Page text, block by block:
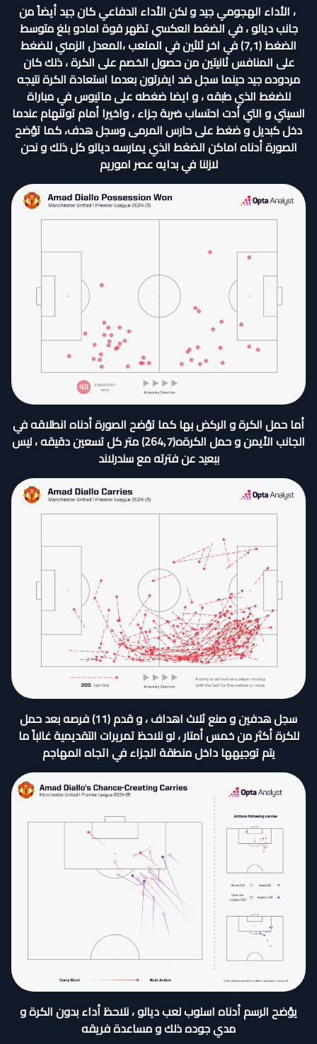
، الأداء الهجومي جيد و لكن الأداء الدفاعي كان جيد أيضاً من
جانب ديالو ، في الضغط العكسي تظهر قوة امادو بلغ متوسط
الضغط (7,1) في اخر ثلثين في الملعب ،المعدل الزمني للضغط
على المنافس ثانيتين من حصول الخصم على الكرة ، ذلك كان
مردوده جيد حينما سجل ضد ايفرتون بعدما استعادة الكرة نتيجه
للضغط الذي طبقه ، و ايضا ضغطه على ماتيوس في مباراة
السيتي و التي أدت احتساب ضربة جزاء ، واخيرا أمام توتنهام عندما
دخل كبديل و ضغط على حارس المرمى وسجل هدف، كما تؤضح
الصورة أدناه اماكن الضغط الذي يمارسه ديالو كل ذلك و نحن
لازلنا في بدايه عصر اموريم
أما حمل الكرة و الركض بها كما تؤضح الصورة أدناه انطلاقه في
الجانب الأيمن و حمل الكرةه(264,7) متر كل تسعين دقيقه ، ليس
ببعيد عن فترته مع سندرلاند
سجل هدفين و صنع ثلاث اهداف ، و قدم (11) فرصه بعد حمل
للكرة أكثر من خمس أمتار ، لو نلاحظ تمريرات التقديمية غالباً ما
يتم توجيهها داخل منطقة الجزاء في اتجاه المهاجم
يؤضح الرسم أدناه اسلوب لعب ديالو ، نلاحظ أداء بدون الكرة و
مدي جوده ذلك و مساعدة فريقه